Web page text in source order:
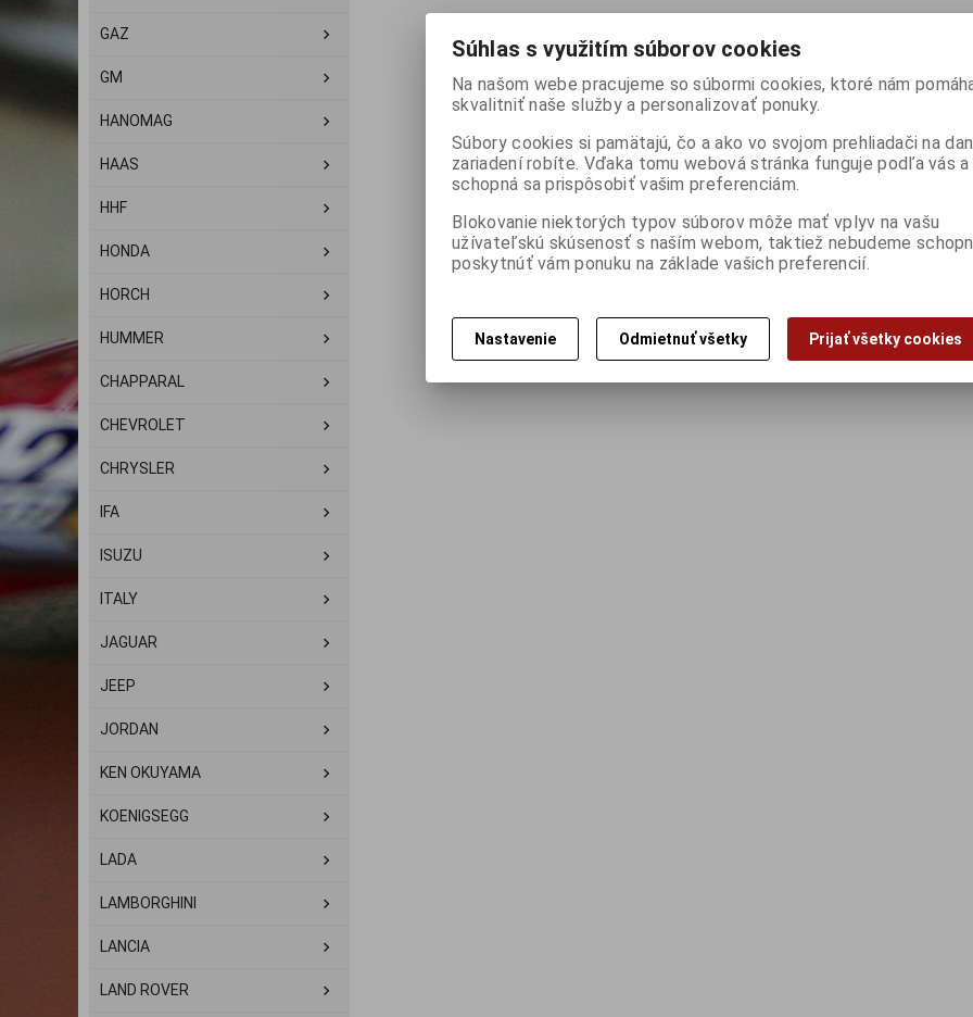
GAZ
GM
HANOMAG
HAAS
HHF
HONDA
HORCH
HUMMER
CHAPPARAL
CHEVROLET
CHRYSLER
IFA
ISUZU
ITALY
JAGUAR
JEEP
JORDAN
KEN OKUYAMA
KOENIGSEGG
LADA
LAMBORGHINI
LANCIA
LAND ROVER
Súhlas s využitím súborov cookies
Na našom webe pracujeme so súbormi cookies, ktoré nám
skvalitniť naše služby a personalizovať ponuky.
Súbory cookies si pamätajú, čo a ako vo svojom prehliadači na
zariadení robíte. Vďaka tomu webová stránka funguje podľa vás a
schopná sa prispôsobiť vašim preferenciám.
Blokovanie niektorých typov súborov môže mať vplyv na vašu
užívateľskú skúsenosť s naším webom, taktiež nebudeme
poskytnúť vám ponuku na základe vašich preferencií.
Nastavenie Odmietnuť všetky Prijať všetky cookies